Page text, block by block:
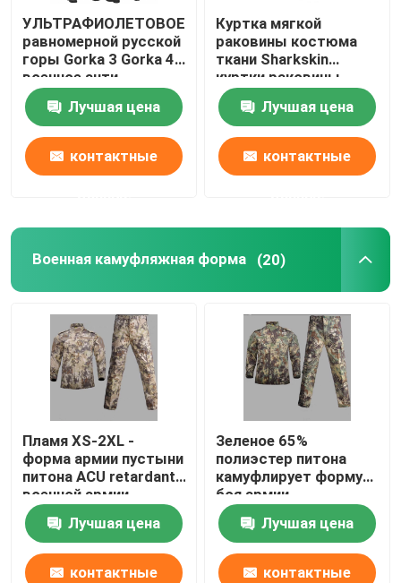
Дом
Продукты
УЛЬТРАФИОЛЕТОВОЕ
равномерной русской
горы Gorka 3 Gorka 4
военное анти-
статическое анти-
Лучшая цена
контактные
Куртка мягкой
раковины костюма
ткани Sharkskin
куртки раковины
водоустойчивой
опрометчивой мягкой
водоустойчивая
Лучшая цена
контактные
Военная камуфляжная форма (20)
Пламя XS-2XL -
форма армии пустыни
питона ACU retardant
военной армии
камуфлирования
равномерная
Лучшая цена
контактные
Зеленое 65%
полиэстер питона
камуфлирует форму
боя армии
равномерную анти-
УЛЬТРАФИОЛЕТОВУЮ
военную
Лучшая цена
контактные